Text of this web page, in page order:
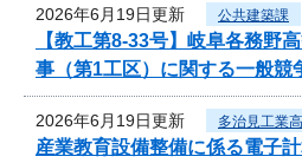
2026年6月19日更新 公共建築課
【教工第8-33号】岐阜各務野
事（第1工区）に関する一般競
2026年6月19日更新 多治見工業
産業教育設備整備に係る電子